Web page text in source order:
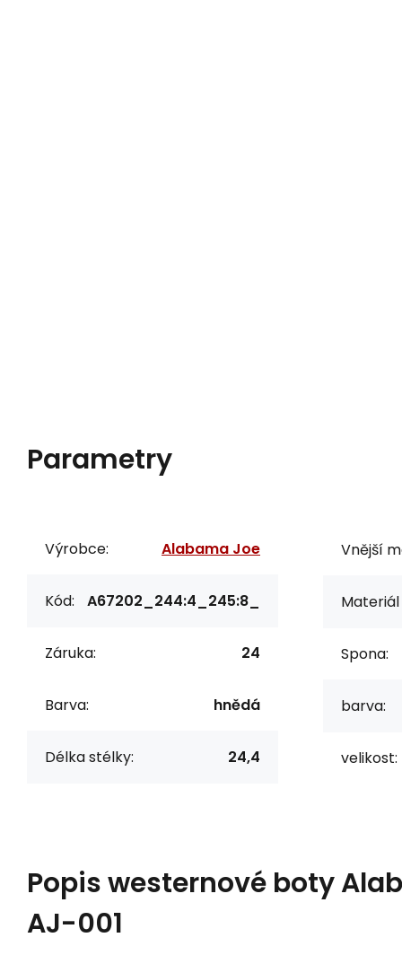
Parametry
Výrobce: Alabama Joe
Kód: A67202_244:4_245:8_
Záruka: 24
Barva: hnědá
Délka stélky: 24,4
Vnější
Spona:
barva:
velikost:
Popiswesternové boty
AJ-001